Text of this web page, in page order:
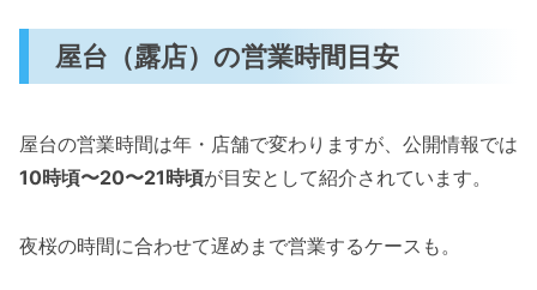
屋台（露店）の営業時間目安
屋台の営業時間は年・店舗で変わりますが、公開情報では
10時頃〜20〜21時頃が目安として紹介されています。
夜桜の時間に合わせて遅めまで営業するケースも。